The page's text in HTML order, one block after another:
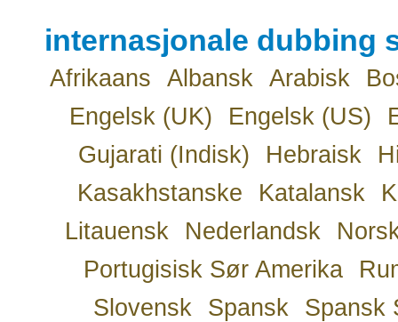
internasjonale dubbing
Afrikaans Albansk Arabisk
Engelsk (UK)
Engelsk (US)
Gujarati (Indisk)
Hebraisk
Kasakhstanske
Katalansk
Litauensk
Nederlandsk
Portugisisk Sør Amerika
Slovensk
Spansk
Spansk